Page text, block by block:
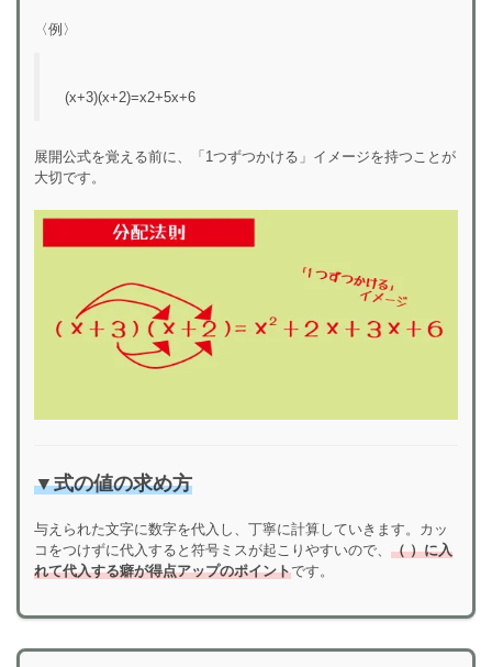
〈例〉
(x+3)(x+2)=x2+5x+6
展開公式を覚える前に、「1つずつかける」イメージを持つことが
大切です。
▼式の値の求め方
与えられた文字に数字を代入し、丁寧に計算していきます。カッ
コをつけずに代入すると符号ミスが起こりやすいので、（ ）に入
れて代入する癖が得点アップのポイントです。